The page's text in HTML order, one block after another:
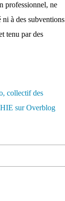
professionnel, ne
à des subventions
tenu par des
collectif des
sur Overblog